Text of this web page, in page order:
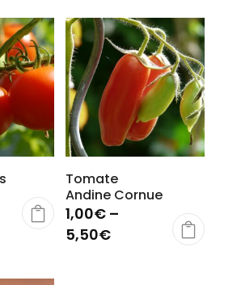
Tomate
Andine Cornue
1,00€ –
5,50€